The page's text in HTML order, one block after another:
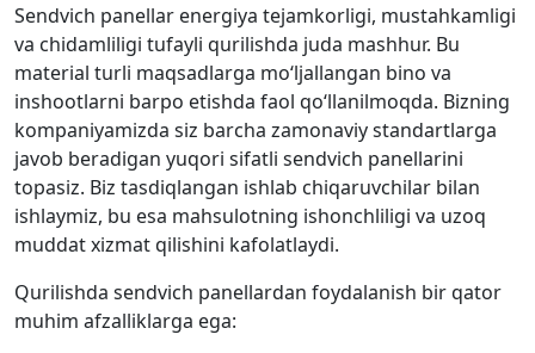
Sendvich panellar energiya tejamkorligi, mustahkamligi
va chidamliligi tufayli qurilishda juda mashhur. Bu
material turli maqsadlarga mo‘ljallangan bino va
inshootlarni barpo etishda faol qo‘llanilmoqda. Bizning
kompaniyamizda siz barcha zamonaviy standartlarga
javob beradigan yuqori sifatli sendvich panellarini
topasiz. Biz tasdiqlangan ishlab chiqaruvchilar bilan
ishlaymiz, bu esa mahsulotning ishonchliligi va uzoq
muddat xizmat qilishini kafolatlaydi.
Qurilishda sendvich panellardan foydalanish bir qator
muhim afzalliklarga ega: